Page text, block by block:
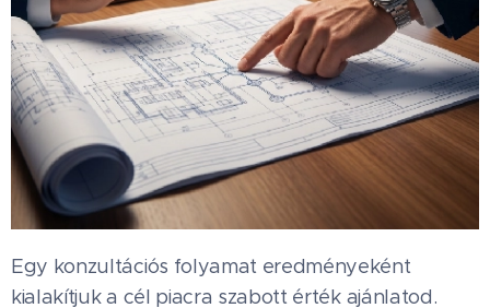
Egy konzultációs folyamat eredményeként
kialakítjuk a cél piacra szabott érték ajánlatod.